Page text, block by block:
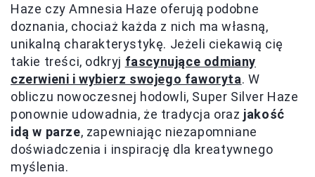
Haze czy Amnesia Haze oferują podobne
doznania, chociaż każda z nich ma własną,
unikalną charakterystykę. Jeżeli ciekawią cię
takie treści, odkryj fascynujące odmiany
czerwieni i wybierz swojego faworyta. W
obliczu nowoczesnej hodowli, Super Silver Haze
ponownie udowadnia, że tradycja oraz jakość
idą w parze, zapewniając niezapomniane
doświadczenia i inspirację dla kreatywnego
myślenia.